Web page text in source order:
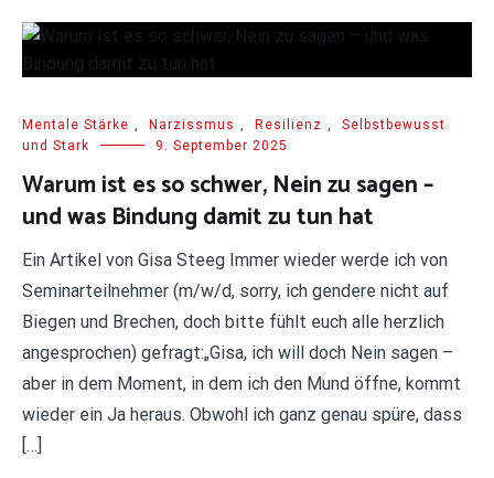
Mentale Stärke , Narzissmus , Resilienz ,
Selbstbewusst
und Stark
9. September 2025
Warum ist es so schwer, Nein zu sagen –
und was Bindung damit zu tun hat
Ein Artikel von Gisa Steeg Immer wieder werde ich von
Seminarteilnehmer (m/w/d, sorry, ich gendere nicht auf
Biegen und Brechen, doch bitte fühlt euch alle herzlich
angesprochen) gefragt:„Gisa, ich will doch Nein sagen –
aber in dem Moment, in dem ich den Mund öffne, kommt
wieder ein Ja heraus. Obwohl ich ganz genau spüre, dass
[…]